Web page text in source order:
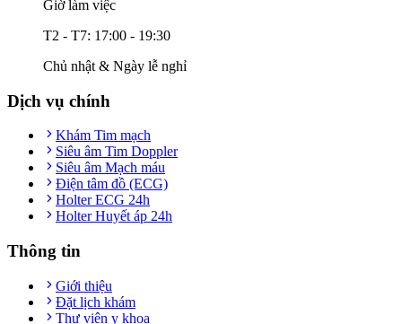
Giờ làm việc
T2 - T7: 17:00 - 19:30
Chủ nhật & Ngày lễ nghỉ
Dịch vụ chính
Khám Tim mạch
Siêu âm Tim Doppler
Siêu âm Mạch máu
Điện tâm đồ (ECG)
Holter ECG 24h
Holter Huyết áp 24h
Thông tin
Giới thiệu
Đặt lịch khám
Thư viện y khoa